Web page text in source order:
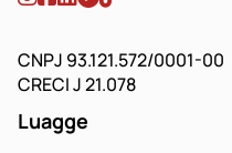
CNPJ 93.121.572/0001-00
CRECI J 21.078
Luagge